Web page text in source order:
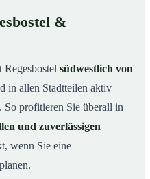
&
südwestlich von
in allen Stadtteilen aktiv –
profitieren Sie überall in
und zuverlässigen
wenn Sie eine
planen.